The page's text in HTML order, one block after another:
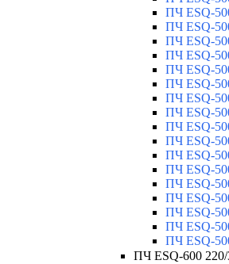
ПЧ ESQ-
ПЧ ESQ-
ПЧ ESQ-
ПЧ ESQ-
ПЧ ESQ-
ПЧ ESQ-
ПЧ ESQ-
ПЧ ESQ-
ПЧ ESQ-
ПЧ ESQ-
ПЧ ESQ-
ПЧ ESQ-
ПЧ ESQ-
ПЧ ESQ-
ПЧ ESQ-
ПЧ ESQ-
ПЧ ESQ-
ПЧ ESQ-600